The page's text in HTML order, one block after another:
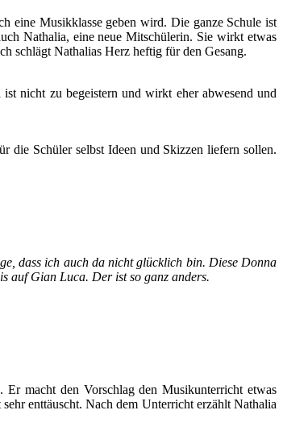
eine Musikklasse geben wird. Die ganze Schule ist
Nathalia, eine neue Mitschülerin. Sie wirkt etwas
schlägt Nathalias Herz heftig für den Gesang.
nicht zu begeistern und wirkt eher abwesend und
die Schüler selbst Ideen und Skizzen liefern sollen.
dass ich auch da nicht glücklich bin. Diese Donna
auf Gian Luca. Der ist so ganz anders.
macht den Vorschlag den Musikunterricht etwas
enttäuscht. Nach dem Unterricht erzählt Nathalia